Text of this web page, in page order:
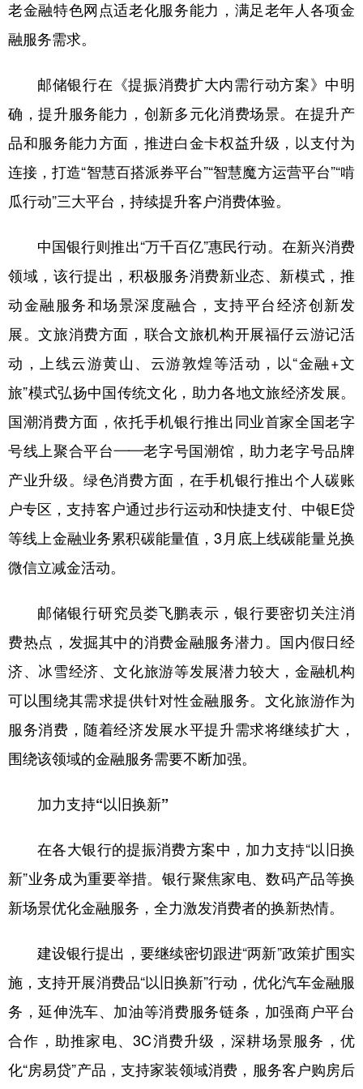
山东 河南 湖南
广东
陕西 甘肃 青海 宁夏
新疆 内蒙古 黑龙江
多语种频道
Русский язык 日本語 한국어
Deutsch Português
老金融特色网点适老化服务能力，满足老年人各项金
融服务需求。
邮储银行在《提振消费扩大内需行动方案》中明
确，提升服务能力，创新多元化消费场景。在提升产
品和服务能力方面，推进白金卡权益升级，以支付为
连接，打造“智慧百搭派券平台”“智慧魔方运营平台”“啃
瓜行动”三大平台，持续提升客户消费体验。
中国银行则推出“万千百亿”惠民行动。在新兴消费
领域，该行提出，积极服务消费新业态、新模式，推
动金融服务和场景深度融合，支持平台经济创新发
展。文旅消费方面，联合文旅机构开展福仔云游记活
动，上线云游黄山、云游敦煌等活动，以“金融+文
旅”模式弘扬中国传统文化，助力各地文旅经济发展。
国潮消费方面，依托手机银行推出同业首家全国老字
号线上聚合平台——老字号国潮馆，助力老字号品牌
产业升级。绿色消费方面，在手机银行推出个人碳账
户专区，支持客户通过步行运动和快捷支付、中银E贷
等线上金融业务累积碳能量值，3月底上线碳能量兑换
微信立减金活动。
邮储银行研究员娄飞鹏表示，银行要密切关注消
费热点，发掘其中的消费金融服务潜力。国内假日经
济、冰雪经济、文化旅游等发展潜力较大，金融机构
可以围绕其需求提供针对性金融服务。文化旅游作为
服务消费，随着经济发展水平提升需求将继续扩大，
围绕该领域的金融服务需要不断加强。
加力支持“以旧换新”
在各大银行的提振消费方案中，加力支持“以旧换
新”业务成为重要举措。银行聚焦家电、数码产品等换
新场景优化金融服务，全力激发消费者的换新热情。
建设银行提出，要继续密切跟进“两新”政策扩围实
施，支持开展消费品“以旧换新”行动，优化汽车金融服
务，延伸洗车、加油等消费服务链条，加强商户平台
合作，助推家电、3C消费升级，深耕场景服务，优
化“房易贷”产品，支持家装领域消费，服务客户购房后